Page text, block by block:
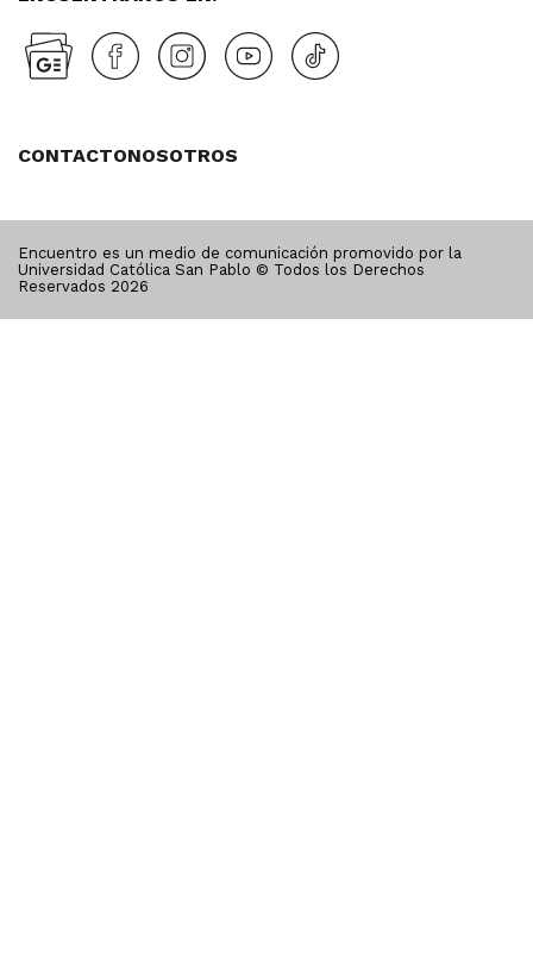
CONTACTONOSOTROS
Encuentro es un medio de comunicación promovido por la
Universidad Católica San Pablo © Todos los Derechos
Reservados 2026